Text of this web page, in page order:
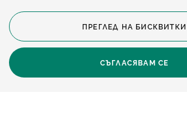
© 2024. Всички права
Общи условия
Политика за
СЪГЛАСЯВАМ СЕ
ПРЕГЛЕД НА БИСКВИТКИ